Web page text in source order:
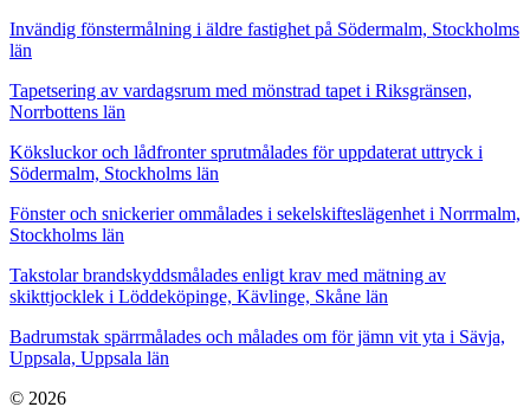
Invändig fönstermålning i äldre fastighet på Södermalm, Stockholms
län
Tapetsering av vardagsrum med mönstrad tapet i Riksgränsen,
Norrbottens län
Köksluckor och lådfronter sprutmålades för uppdaterat uttryck i
Södermalm, Stockholms län
Fönster och snickerier ommålades i sekelskifteslägenhet i Norrmalm,
Stockholms län
Takstolar brandskyddsmålades enligt krav med mätning av
skikttjocklek i Löddeköpinge, Kävlinge, Skåne län
Badrumstak spärrmålades och målades om för jämn vit yta i Sävja,
Uppsala, Uppsala län
© 2026